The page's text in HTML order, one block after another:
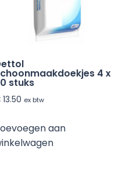
4 x
stuks
13.50 ex btw
aan